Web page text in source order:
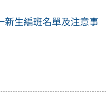
新生編班名單及注意事